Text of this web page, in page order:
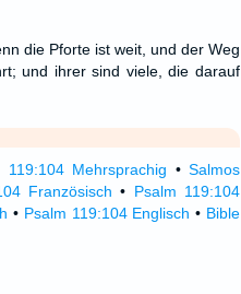
die Pforte ist weit, und der Weg
und ihrer sind viele, die darauf
119:104 Mehrsprachig • Salmos
Französisch • Psalm 119:104
• Psalm 119:104 Englisch • Bible